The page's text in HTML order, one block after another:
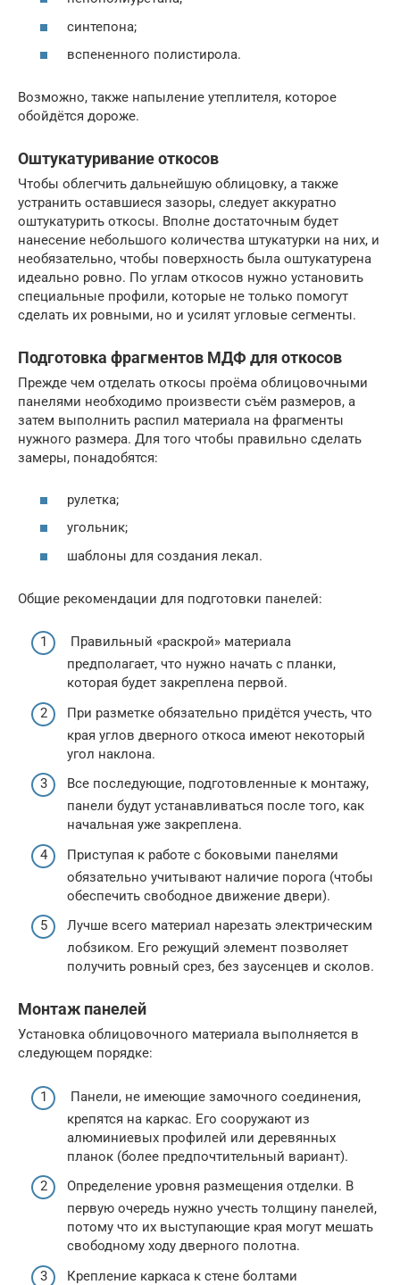
синтепона;
вспененного полистирола.
Возможно, также напыление утеплителя, которое
обойдётся дороже.
Оштукатуривание откосов
Чтобы облегчить дальнейшую облицовку, а также
устранить оставшиеся зазоры, следует аккуратно
оштукатурить откосы. Вполне достаточным будет
нанесение небольшого количества штукатурки на них, и
необязательно, чтобы поверхность была оштукатурена
идеально ровно. По углам откосов нужно установить
специальные профили, которые не только помогут
сделать их ровными, но и усилят угловые сегменты.
Подготовка фрагментов МДФ для откосов
Прежде чем отделать откосы проёма облицовочными
панелями необходимо произвести съём размеров, а
затем выполнить распил материала на фрагменты
нужного размера. Для того чтобы правильно сделать
замеры, понадобятся:
рулетка;
угольник;
шаблоны для создания лекал.
Общие рекомендации для подготовки панелей:
Правильный «раскрой» материала
предполагает, что нужно начать с планки,
которая будет закреплена первой.
При разметке обязательно придётся учесть, что
края углов дверного откоса имеют некоторый
угол наклона.
Все последующие, подготовленные к монтажу,
панели будут устанавливаться после того, как
начальная уже закреплена.
Приступая к работе с боковыми панелями
обязательно учитывают наличие порога (чтобы
обеспечить свободное движение двери).
Лучше всего материал нарезать электрическим
лобзиком. Его режущий элемент позволяет
получить ровный срез, без заусенцев и сколов.
Монтаж панелей
Установка облицовочного материала выполняется в
следующем порядке:
Панели, не имеющие замочного соединения,
крепятся на каркас. Его сооружают из
алюминиевых профилей или деревянных
планок (более предпочтительный вариант).
Определение уровня размещения отделки. В
первую очередь нужно учесть толщину панелей,
потому что их выступающие края могут мешать
свободному ходу дверного полотна.
Крепление каркаса к стене болтами